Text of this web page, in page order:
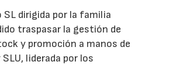
dirigida por la familia
traspasar la gestión de
y promoción a manos de
liderada por los